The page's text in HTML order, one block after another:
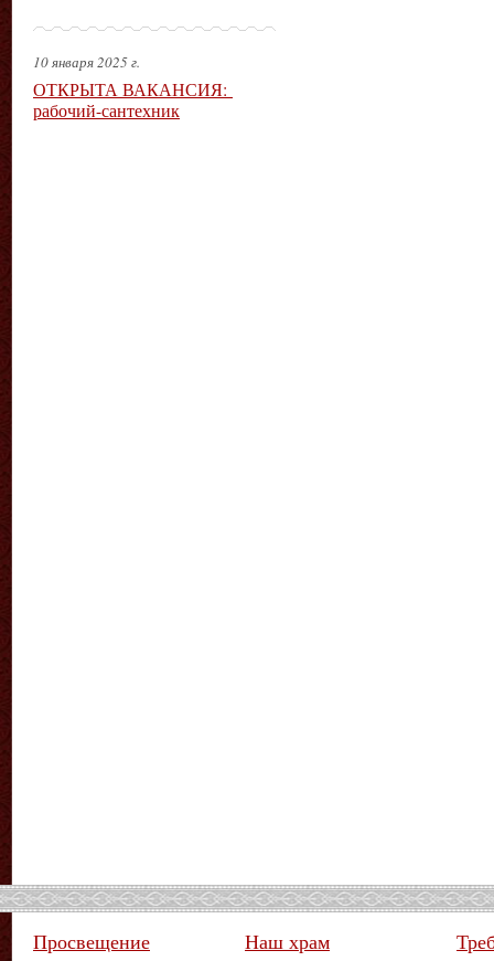
10 января 2025 г.
ОТКРЫТА ВАКАНСИЯ:
рабочий-сантехник
Просвещение Наш храм